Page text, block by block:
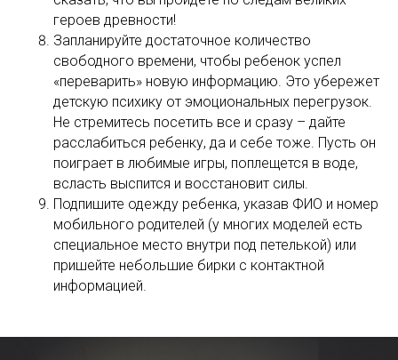
героев древности!
Запланируйте достаточное количество
свободного времени, чтобы ребенок успел
«переварить» новую информацию. Это убережет
детскую психику от эмоциональных перегрузок.
Не стремитесь посетить все и сразу – дайте
расслабиться ребенку, да и себе тоже. Пусть он
поиграет в любимые игры, поплещется в воде,
всласть выспится и восстановит силы.
Подпишите одежду ребенка, указав ФИО и номер
мобильного родителей (у многих моделей есть
специальное место внутри под петелькой) или
пришейте небольшие бирки с контактной
информацией.